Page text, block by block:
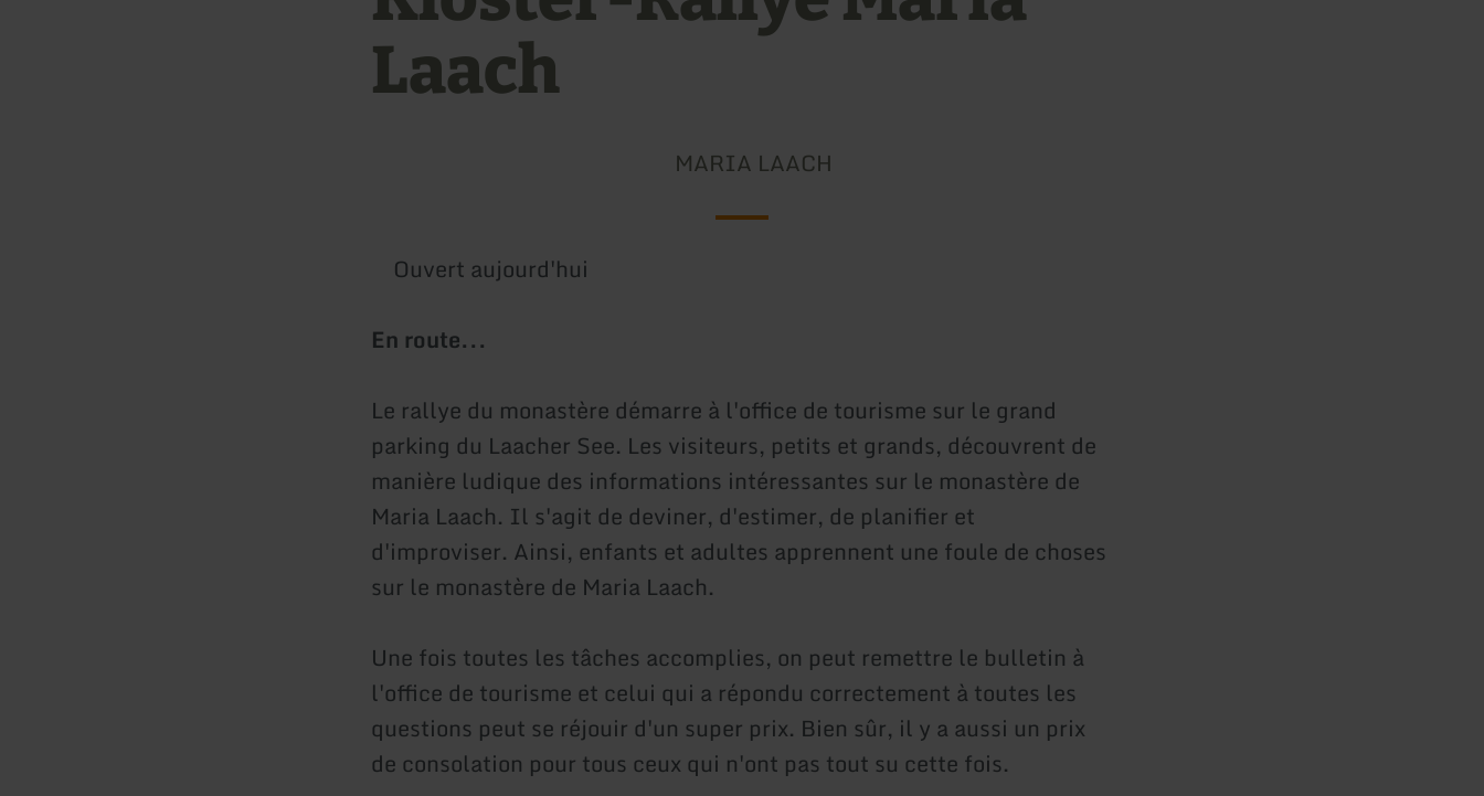
Laach
MARIA LAACH
Ouvert aujourd'hui
En route...
Le rallye du monastère démarre à l'office de tourisme sur le grand
parking du Laacher See. Les visiteurs, petits et grands, découvrent de
manière ludique des informations intéressantes sur le monastère de
Maria Laach. Il s'agit de deviner, d'estimer, de planifier et
d'improviser. Ainsi, enfants et adultes apprennent une foule de choses
sur le monastère de Maria Laach.
Une fois toutes les tâches accomplies, on peut remettre le bulletin à
l'office de tourisme et celui qui a répondu correctement à toutes les
questions peut se réjouir d'un super prix. Bien sûr, il y a aussi un prix
de consolation pour tous ceux qui n'ont pas tout su cette fois.